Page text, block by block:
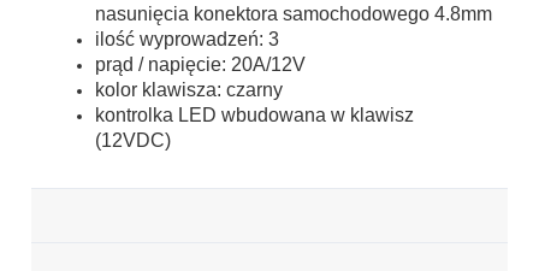
nasunięcia konektora samochodowego 4.8mm
ilość wyprowadzeń: 3
prąd / napięcie: 20A/12V
kolor klawisza: czarny
kontrolka LED wbudowana w klawisz
(12VDC)